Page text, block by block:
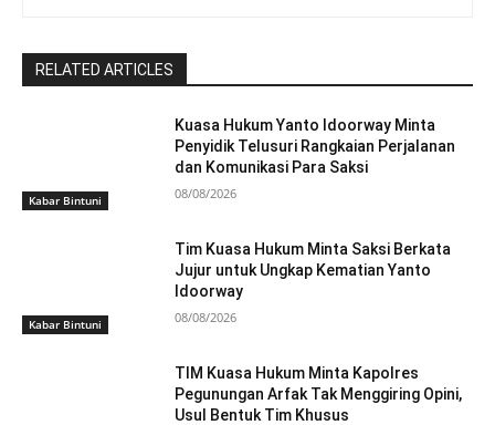
RELATED ARTICLES
Kabar Bintuni
Kuasa Hukum Yanto Idoorway Minta
Penyidik Telusuri Rangkaian Perjalanan
dan Komunikasi Para Saksi
08/08/2026
Kabar Bintuni
Tim Kuasa Hukum Minta Saksi Berkata
Jujur untuk Ungkap Kematian Yanto
Idoorway
08/08/2026
TIM Kuasa Hukum Minta Kapolres
Pegunungan Arfak Tak Menggiring Opini,
Usul Bentuk Tim Khusus